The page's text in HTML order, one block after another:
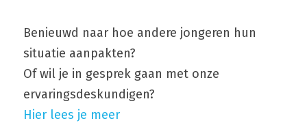
Benieuwd naar hoe andere jongeren hun
situatie aanpakten?
Of wil je in gesprek gaan met onze
ervaringsdeskundigen?
Hier lees je meer